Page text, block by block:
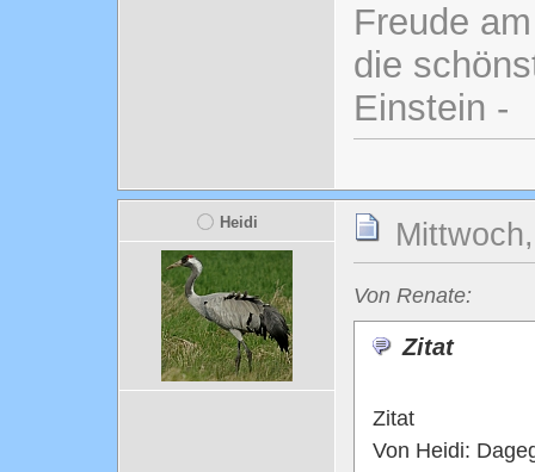
Freude
die
Einstein -
Heidi
Von Renate:
Zitat
Zitat
Von Heidi: